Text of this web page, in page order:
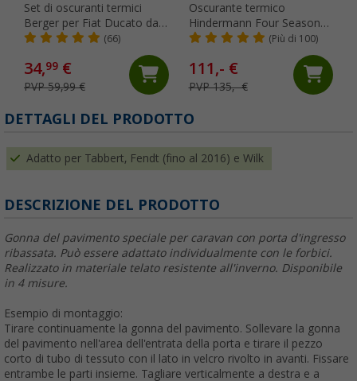
Set di oscuranti termici
Berger per Fiat Ducato dal
2006 3 pezzi
(66)
34,99 €
PVP 59,99 €
Oscurante termico
Hindermann Four Seasons
VW Crafter dal 2017(Più di 100)
111,- €
PVP 135,- €
DETTAGLI DEL PRODOTTO
Adatto per Tabbert, Fendt (fino al 2016) e Wilk
DESCRIZIONE DEL PRODOTTO
Gonna del pavimento speciale per caravan con porta d'ingresso
ribassata. Può essere adattato individualmente con le forbici.
Realizzato in materiale telato resistente all'inverno. Disponibile
in 4 misure.
Esempio di montaggio:
Tirare continuamente la gonna del pavimento. Sollevare la gonna
del pavimento nell'area dell'entrata della porta e tirare il pezzo
corto di tubo di tessuto con il lato in velcro rivolto in avanti. Fissare
entrambe le parti insieme. Tagliare verticalmente a destra e a